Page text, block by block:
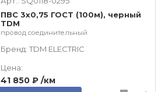
ПВС 3х0,75 ГОСТ (100м), черный
TDM
провод соединительный
Бренд: TDM ЕLECTRIC
Цена:
41 850 ₽ /км